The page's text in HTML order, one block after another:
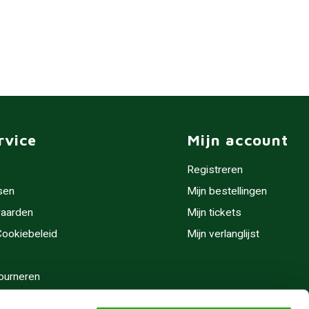
Mijn account
Registreren
Mijn bestellingen
Mijn tickets
Mijn verlanglijst